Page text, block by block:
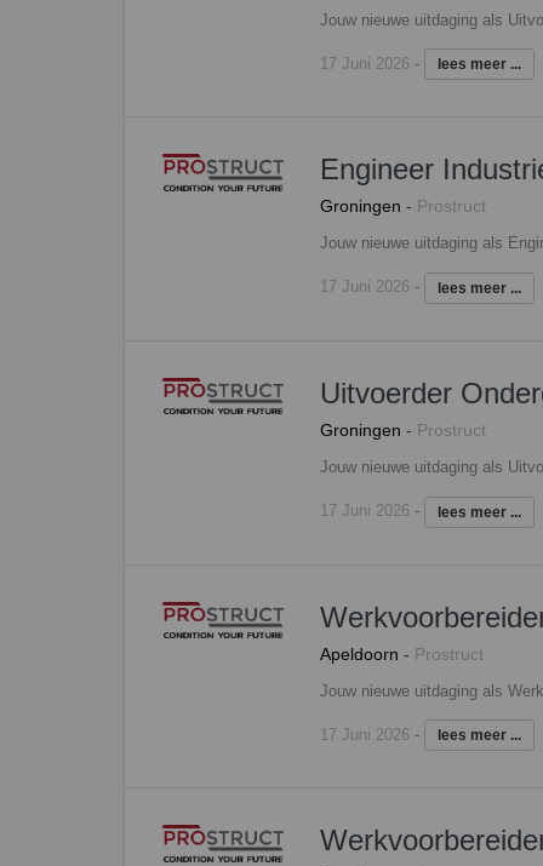
17 Juni 2026- lees meer ...
Engineer
Groningen - Prostruct
17 Juni 2026- lees meer ...
Uitvoerder
Groningen - Prostruct
17 Juni 2026- lees meer ...
Apeldoorn - Prostruct
17 Juni 2026- lees meer ...